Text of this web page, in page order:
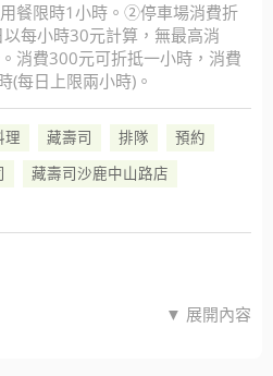
餐限時1小時。②停車場消費折
每小時30元計算，無最高消
消費300元可折抵一小時，消費
(每日上限兩小時)。
理 藏壽司 排隊
預約
藏壽司沙鹿中山路店
▼ 展開內容